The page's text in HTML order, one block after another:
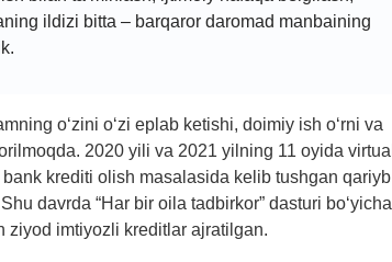
ildizi bitta – barqaror daromad manbaining
o‘zini o‘zi eplab ketishi, doimiy ish o‘rni va
2020 yili va 2021 yilning 11 oyida virtual
krediti olish masalasida kelib tushgan qariyb
davrda “Har bir oila tadbirkor” dasturi bo‘yicha
ziyod imtiyozli kreditlar ajratilgan.